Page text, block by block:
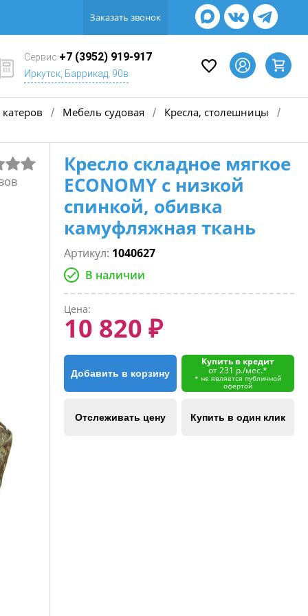
Заказать звонок
Сервис +7 (3952) 919-917
Иркутск, Баррикад, 90в
/ Мебель судовая / Кресла, столешницы /
Кресло складное мягкое
ECONOMY с низкой
спинкой, обивка
камуфляжная ткань
Артикул: 1040627
В наличии
Цена:
10 820 ₽
Добавить в корзину
Купить в кредит
от 231 р./мес.*
* не является публичной
офертой
Отслеживать цену Купить в один клик